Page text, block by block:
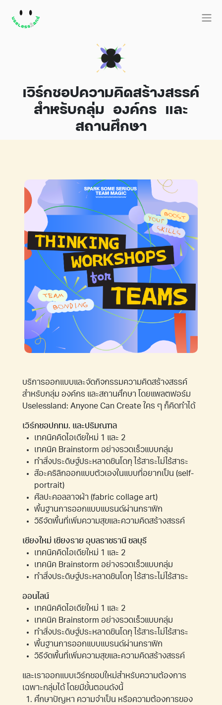
เวิร์กชอปความคิดสร้างสรรค์
สำหรับกลุ่ม องค์กร และ
สถานศึกษา
บริการออกแบบและจัดกิจกรรมความคิดสร้างสรรค์
สำหรับกลุ่ม องค์กร และสถานศึกษา โดยแพลตฟอร์ม
Uselessland: Anyone Can Create ใคร ๆ ก็คิดทำได้
เวิร์กชอปกทม. และปริมณฑล
เทคนิคคิดไอเดียใหม่ 1 และ 2
เทคนิค Brainstorm อย่างรวดเร็วแบบกลุ่ม
ทำสิ่งประดิษฐ์ประหลาดชินโดกุ ไร้สาระไม่ไร้สาระ
สีอะคริลิกออกแบบตัวเองในแบบที่อยากเป็น (self-
portrait)
ศิลปะคอลลาจผ้า (fabric collage art)
พื้นฐานการออกแบบแบรนด์ผ่านกราฟิก
วิธีจัดพื้นที่เพิ่มความสุขและความคิดสร้างสรรค์
เชียงใหม่ เชียงราย อุบลราชธานี ชลบุรี
เทคนิคคิดไอเดียใหม่ 1 และ 2
เทคนิค Brainstorm อย่างรวดเร็วแบบกลุ่ม
ทำสิ่งประดิษฐ์ประหลาดชินโดกุ ไร้สาระไม่ไร้สาระ
ออนไลน์
เทคนิคคิดไอเดียใหม่ 1 และ 2
เทคนิค Brainstorm อย่างรวดเร็วแบบกลุ่ม
ทำสิ่งประดิษฐ์ประหลาดชินโดกุ ไร้สาระไม่ไร้สาระ
พื้นฐานการออกแบบแบรนด์ผ่านกราฟิก
วิธีจัดพื้นที่เพิ่มความสุขและความคิดสร้างสรรค์
และเราออกแบบเวิร์กชอปใหม่สำหรับความต้องการ
เฉพาะกลุ่มได้ โดยมีขั้นตอนดังนี้
ศึกษาปัญหา ความจำเป็น หรือความต้องการของ